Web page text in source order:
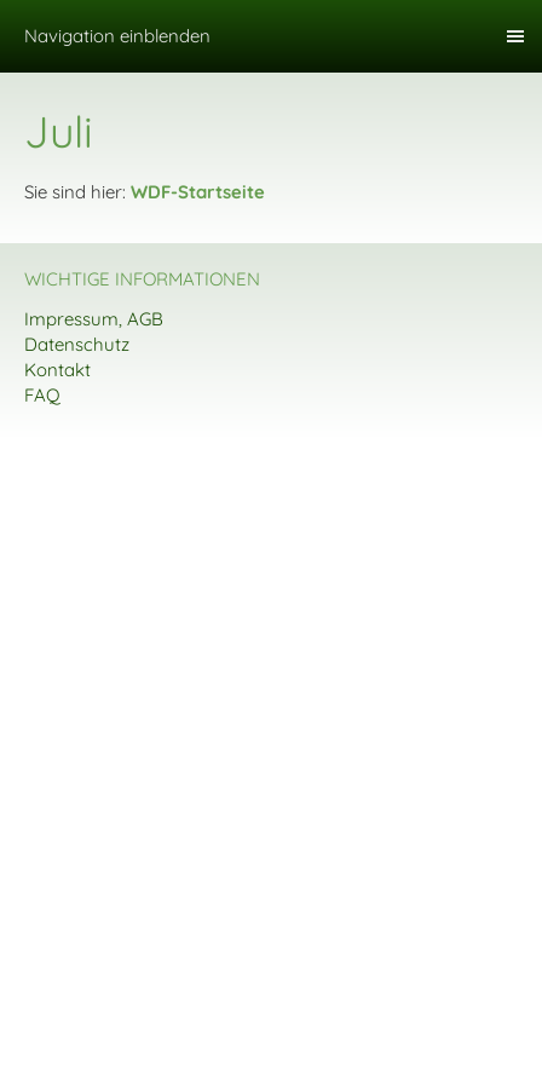
Navigation einblenden
Juli
Sie sind hier: WDF-Startseite
WICHTIGE INFORMATIONEN
Impressum, AGB
Datenschutz
Kontakt
FAQ